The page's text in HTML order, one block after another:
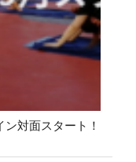
対面スタート！